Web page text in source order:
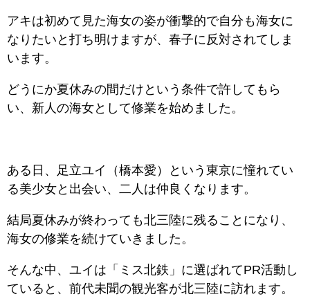
アキは初めて見た海女の姿が衝撃的で自分も海女に
なりたいと打ち明けますが、春子に反対されてしま
います。
どうにか夏休みの間だけという条件で許してもら
い、新人の海女として修業を始めました。
ある日、足立ユイ（橋本愛）という東京に憧れてい
る美少女と出会い、二人は仲良くなります。
結局夏休みが終わっても北三陸に残ることになり、
海女の修業を続けていきました。
そんな中、ユイは「ミス北鉄」に選ばれてPR活動し
ていると、前代未聞の観光客が北三陸に訪れます。